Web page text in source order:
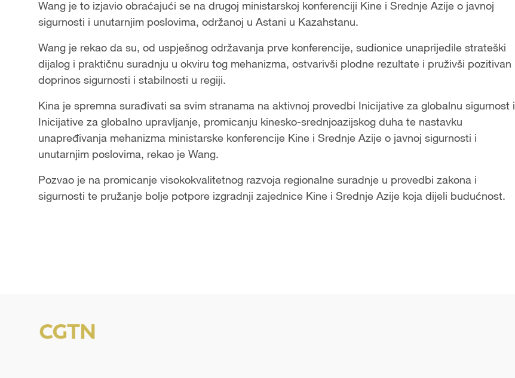
Wang je to izjavio obraćajući se na drugoj ministarskoj konferenciji Kine i Srednje Azije o javnoj
sigurnosti i unutarnjim poslovima, održanoj u Astani u Kazahstanu.
Wang je rekao da su, od uspješnog održavanja prve konferencije, sudionice unaprijedile strateški
dijalog i praktičnu suradnju u okviru tog mehanizma, ostvarivši plodne rezultate i pruživši pozitivan
doprinos sigurnosti i stabilnosti u regiji.
Kina je spremna surađivati sa svim stranama na aktivnoj provedbi Inicijative za globalnu sigurnost i
Inicijative za globalno upravljanje, promicanju kinesko-srednjoazijskog duha te nastavku
unapređivanja mehanizma ministarske konferencije Kine i Srednje Azije o javnoj sigurnosti i
unutarnjim poslovima, rekao je Wang.
Pozvao je na promicanje visokokvalitetnog razvoja regionalne suradnje u provedbi zakona i
sigurnosti te pružanje bolje potpore izgradnji zajednice Kine i Srednje Azije koja dijeli budućnost.